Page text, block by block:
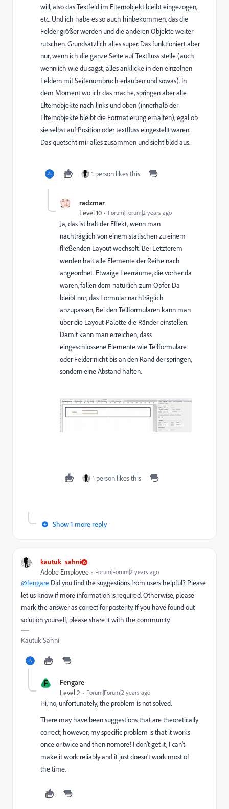
will, also das Textfeld im Elternobjekt bleibt eingezogen,
etc. Und ich habe es so auch hinbekommen, das die
Felder größer werden und die anderen Objekte weiter
rutschen. Grundsätzlich alles super. Das funktioniert aber
nur, wenn ich die ganze Seite auf Textfluss stelle (auch
wenn ich wie du sagst, alles anklicke in den einzelnen
Feldern mit Seitenumbruch erlauben und sowas). In
dem Moment wo ich das mache, springen aber alle
Elternobjekte nach links und oben (innerhalb der
Elternobjekte bleibt die Formatierung erhalten), egal ob
sie selbst auf Position oder textfluss eingestellt waren.
Das quetscht mir alles zusammen und sieht blöd aus.
1 person likes this
radzmar
Level 10 Forum|Forum|2 years ago
Ja, das ist halt der Effekt, wenn man
nachträglich von einem statischen zu einem
fließenden Layout wechselt. Bei Letzterem
werden halt alle Elemente der Reihe nach
angeordnet. Etwaige Leerräume, die vorher da
waren, fallen dem natürlich zum Opfer. Da
bleibt nur, das Formular nachträglich
anzupassen, Bei den Teilformularen kann man
über die Layout-Palette die Ränder einstellen.
Damit kann man erreichen, dass
eingeschlossene Elemente wie Teilformulare
oder Felder nicht bis an den Rand der springen,
sondern eine Abstand halten.
1 person likes this
Show 1 more reply
kautuk_sahni
Adobe Employee Forum|Forum|2 years ago
@fengare Did you find the suggestions from users helpful? Please
let us know if more information is required. Otherwise, please
mark the answer as correct for posterity. If you have found out
solution yourself, please share it with the community.
Kautuk Sahni
F Fengare
Level 2 Forum|Forum|2 years ago
Hi, no, unfortunately, the problem is not solved.
There may have been suggestions that are theoretically
correct, however, my specific problem is that it works
once or twice and then nomore! I don't get it, I can't
make it work reliably and it just doesn't work most of
the time.